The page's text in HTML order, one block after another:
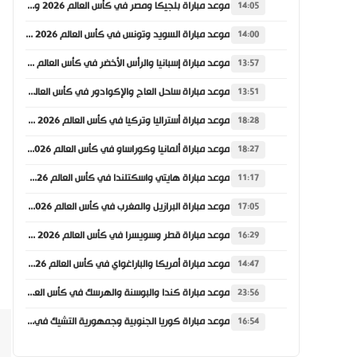
14:05 موعد مباراة بلجيكا ومصر في كأس العالم 2026 والقنوات الناقلة
14:00 موعد مباراة السويد وتونس في كأس العالم 2026 والقنوات الناقلة
13:57 موعد مباراة إسبانيا والرأس الأخضر في كأس العالم 2026 والقنوات الناقلة
13:51 موعد مباراة ساحل العاج والإكوادور في كأس العالم 2026 والقنوات الناقلة
18:28 موعد مباراة أستراليا وتركيا في كأس العالم 2026 والقنوات الناقلة
18:27 موعد مباراة ألمانيا وكوراساو في كأس العالم 2026 والقنوات الناقلة
11:17 موعد مباراة هايتي واسكتلندا في كأس العالم 2026 والقنوات الناقلة
17:05 موعد مباراة البرازيل والمغرب في كأس العالم 2026 والقنوات الناقلة
16:29 موعد مباراة قطر وسويسرا في كأس العالم 2026 والقنوات الناقلة
14:47 موعد مباراة أمريكا والباراغواي في كأس العالم 2026 والقنوات الناقلة
23:56 موعد مباراة كندا والبوسنة والهرسك في كأس العالم 2026 والقنوات الناقلة
16:54 موعد مباراة كوريا الجنوبية وجمهورية التشيك في كأس العالم 2026 والقنوات الناقلة